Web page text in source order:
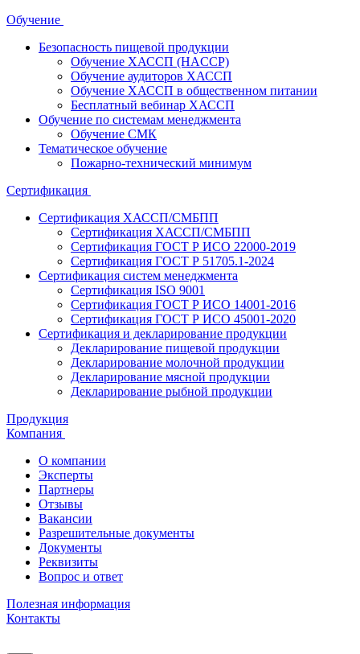
Обучение
Безопасность пищевой продукции
Обучение ХАССП (HACCP)
Обучение аудиторов ХАССП
Обучение ХАССП в общественном питании
Бесплатный вебинар ХАССП
Обучение по системам менеджмента
Обучение СМК
Тематическое обучение
Пожарно-технический минимум
Сертификация
Сертификация ХАССП/СМБПП
Сертификация ХАССП/СМБПП
Сертификация ГОСТ Р ИСО 22000-2019
Сертификация ГОСТ Р 51705.1-2024
Сертификация систем менеджмента
Сертификация ISO 9001
Сертификация ГОСТ Р ИСО 14001-2016
Сертификация ГОСТ Р ИСО 45001-2020
Сертификация и декларирование продукции
Декларирование пищевой продукции
Декларирование молочной продукции
Декларирование мясной продукции
Декларирование рыбной продукции
Продукция
Компания
О компании
Эксперты
Партнеры
Отзывы
Вакансии
Разрешительные документы
Документы
Реквизиты
Вопрос и ответ
Полезная информация
Контакты